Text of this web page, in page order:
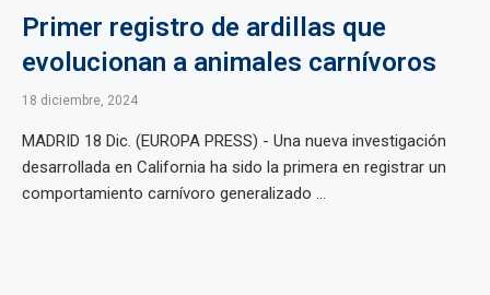
Primer registro de ardillas que
evolucionan a animales carnívoros
18 diciembre, 2024
MADRID 18 Dic. (EUROPA PRESS) - Una nueva investigación
desarrollada en California ha sido la primera en registrar un
comportamiento carnívoro generalizado ...